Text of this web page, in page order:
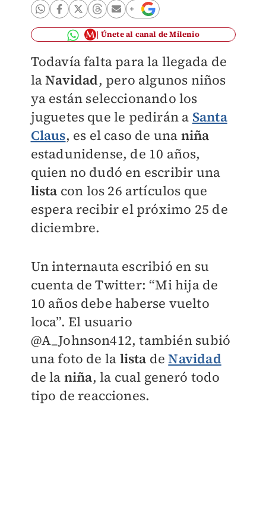
Únete al canal de Milenio
Todavía falta para la llegada de
laNavidad, pero algunos niños
ya están seleccionando los
juguetes que le pedirán a Santa
Claus, es el caso de una niña
estadunidense, de 10 años,
quien no dudó en escribir una
lista con los 26 artículos que
espera recibir el próximo 25 de
diciembre.
Un internauta escribió en su
cuenta de Twitter: “Mi hija de
10 años debe haberse vuelto
loca”. El usuario
@A_Johnson412, también subió
una foto de la lista deNavidad
de la niña, la cual generó todo
tipo de reacciones.